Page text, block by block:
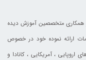
همکاری متخصصین آموزش دیده
ارائه نموده خود در خصوص
اروپایی ، آمریکایی ، کانادا و